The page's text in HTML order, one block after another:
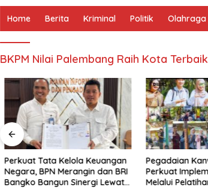
Home Berita Kriminal Politik Olahraga
BKPM Nilai Palembang Raih Kota
Perkuat Tata Kelola Keuangan
Negara, BPN Merangin dan BRI
Bangko Bangun Sinergi Lewat
Pegadaian
Perkuat
Melalui